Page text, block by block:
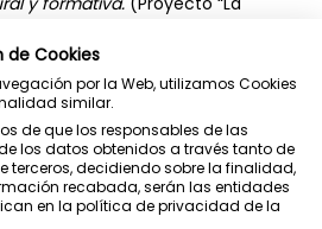
O., Wainwright, E., & Aldridge, D.
research should not just
should cause them as well.
Cookies
por la Web, utilizamos Cookies
similar.
de que los responsables de las
los datos obtenidos a través tanto de
terceros, decidiendo sobre la finalidad,
recabada, serán las entidades
en la política de privacidad de la